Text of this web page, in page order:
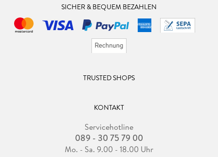
SICHER & BEQUEM BEZAHLEN
TRUSTED SHOPS
KONTAKT
Servicehotline
089 - 30 75 79 00
Mo. - Sa. 9.00 - 18.00 Uhr